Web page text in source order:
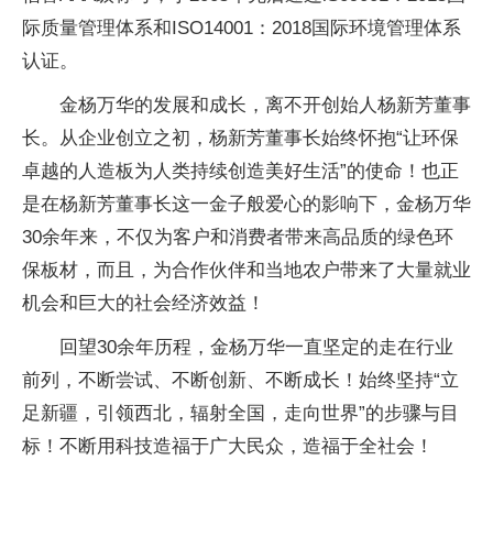
际质量管理体系和ISO14001：2018国际环境管理体系
认证。
金杨万华的发展和成长，离不开创始人杨新芳董事
长。从企业创立之初，杨新芳董事长始终怀抱“让环保
卓越的人造板为人类持续创造美好生活”的使命！也正
是在杨新芳董事长这一金子般爱心的影响下，金杨万华
30余年来，不仅为客户和消费者带来高品质的绿色环
保板材，而且，为合作伙伴和当地农户带来了大量就业
机会和巨大的社会经济效益！
回望30余年历程，金杨万华一直坚定的走在行业
前列，不断尝试、不断创新、不断成长！始终坚持“立
足新疆，引领西北，辐射全国，走向世界”的步骤与目
标！不断用科技造福于广大民众，造福于全社会！